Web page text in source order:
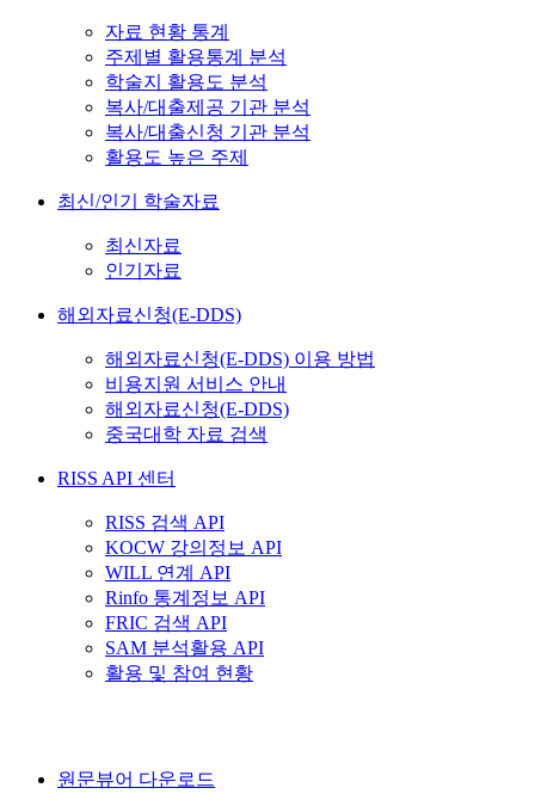
자료 현황 통계
주제별 활용통계 분석
학술지 활용도 분석
복사/대출제공 기관 분석
복사/대출신청 기관 분석
활용도 높은 주제
최신/인기 학술자료
최신자료
인기자료
해외자료신청(E-DDS)
해외자료신청(E-DDS) 이용 방법
비용지원 서비스 안내
해외자료신청(E-DDS)
중국대학 자료 검색
RISS API 센터
RISS 검색 API
KOCW 강의정보 API
WILL 연계 API
Rinfo 통계정보 API
FRIC 검색 API
SAM 분석활용 API
활용 및 참여 현황
원문뷰어 다운로드